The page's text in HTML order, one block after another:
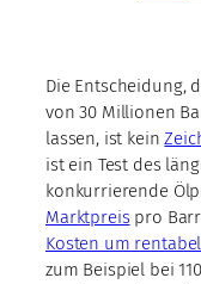
Die Entscheidung,
von 30 Millionen
lassen, ist kein
ist ein Test des
konkurrierende
Marktpreispro
Kosten um
zum Beispiel bei